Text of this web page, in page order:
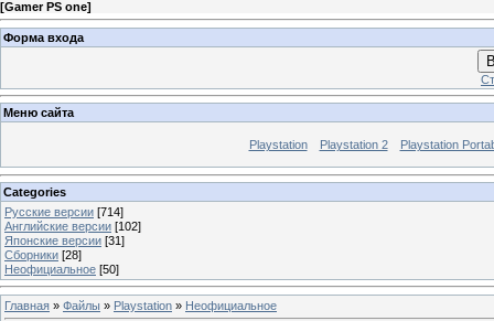
[Gamer PS one]
Форма входа
Меню сайта
Playstation Playstation 2 Playstation
Categories
Русские версии [714]
Английские версии [102]
Японские версии [31]
Сборники [28]
Неофициальное [50]
Главная » Файлы » Playstation » Неофициальное